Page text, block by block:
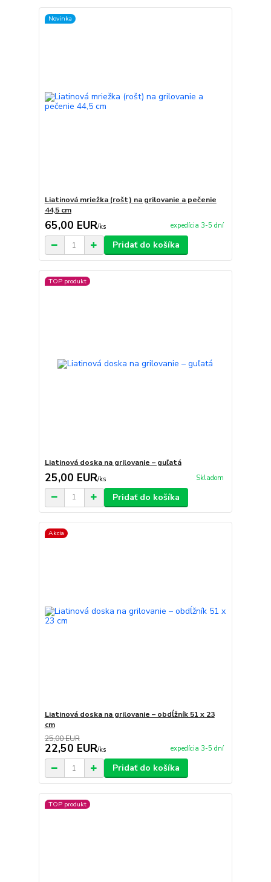
Novinka
Liatinová mriežka (rošt) na grilovanie a pečenie
44,5 cm
65,00 EUR/ks expedícia 3-5 dní
Pridať do košíka
TOP produkt
Liatinová doska na grilovanie – guľatá
25,00 EUR/ks Skladom
Pridať do košíka
Akcia
Liatinová doska na grilovanie – obdĺžník 51 x 23
cm
25,00 EUR
22,50 EUR/ks expedícia 3-5 dní
Pridať do košíka
TOP produkt